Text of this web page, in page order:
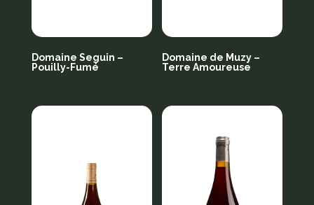
Domaine Seguin –
Pouilly-Fumé
Domaine de Muzy –
Terre Amoureuse